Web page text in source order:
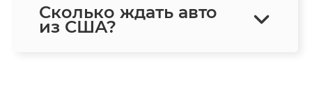
Сколько ждать авто
из США?